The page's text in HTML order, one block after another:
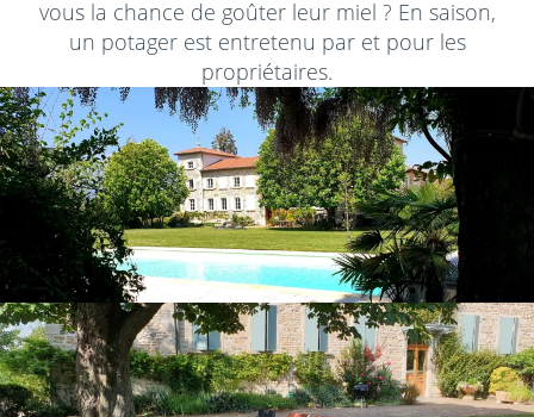
vous la chance de goûter leur miel ? En saison,
un potager est entretenu par et pour les
propriétaires.